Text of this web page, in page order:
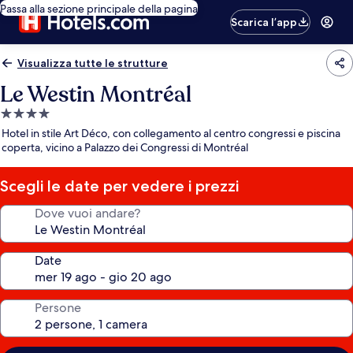
Passa alla sezione principale della pagina
Scarica l’app
Visualizza tutte le strutture
Le Westin Montréal
Struttura
a
4.0
stelle
Hotel in stile Art Déco, con collegamento al centro congressi e piscina
coperta, vicino a Palazzo dei Congressi di Montréal
Scegli le date per vedere i prezzi
Dove vuoi andare?
Date
Persone